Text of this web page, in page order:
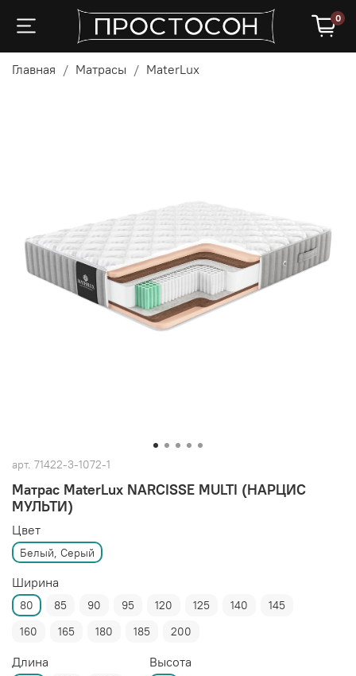
0
Главная Матрасы MaterLux
арт. 71422-3-1072-1
Матрас MaterLux NARCISSE MULTI (НАРЦИС
МУЛЬТИ)
Цвет
Белый, Серый
Ширина
80 85 90 95 120 125 140
145
160
165 180 185 200
Длина Высота